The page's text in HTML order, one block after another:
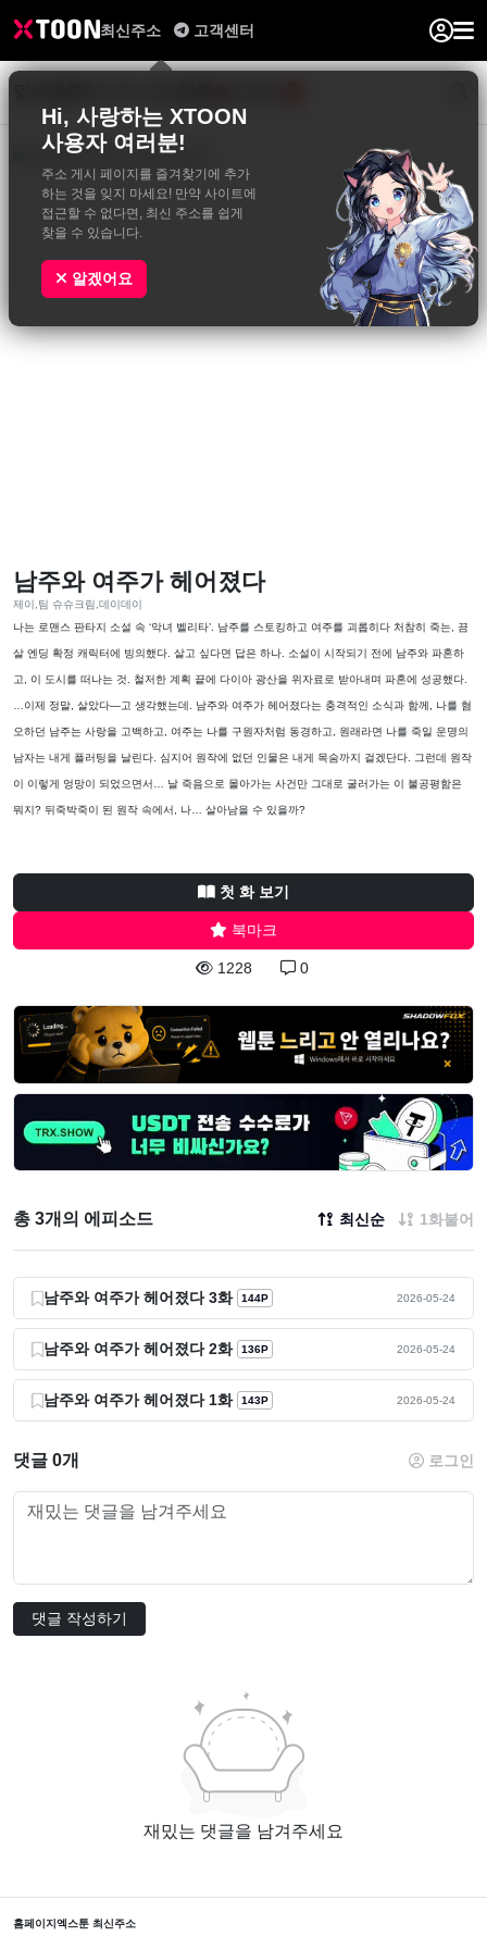
최신주소
Hi, 사랑하는 XTOON
사용자 여러분!
주소 게시 페이지를 즐겨찾기에 추가
하는 것을 잊지 마세요! 만약 사이트에
접근할 수 없다면, 최신 주소를 쉽게
찾을 수 있습니다.
알겠어요
고객센터
남주와 여주가 헤어졌다
제이,팀 슈슈크림,데이데이
나는 로맨스 판타지 소설 속 ‘악녀 벨리타’. 남주를 스토킹하고 여주를 괴롭히다 처참히 죽는, 끔
살 엔딩 확정 캐릭터에 빙의했다. 살고 싶다면 답은 하나. 소설이 시작되기 전에 남주와 파혼하
고, 이 도시를 떠나는 것. 철저한 계획 끝에 다이아 광산을 위자료로 받아내며 파혼에 성공했다.
…이제 정말, 살았다—고 생각했는데. 남주와 여주가 헤어졌다는 충격적인 소식과 함께, 나를 혐
오하던 남주는 사랑을 고백하고, 여주는 나를 구원자처럼 동경하고, 원래라면 나를 죽일 운명의
남자는 내게 플러팅을 날린다. 심지어 원작에 없던 인물은 내게 목숨까지 걸겠단다. 그런데 원작
이 이렇게 엉망이 되었으면서… 날 죽음으로 몰아가는 사건만 그대로 굴러가는 이 불공평함은
뭐지? 뒤죽박죽이 된 원작 속에서, 나… 살아남을 수 있을까?
첫 화 보기
북마크
1228 0
총 3개의 에피소드 최신순 1화붙어
남주와 여주가 헤어졌다 3화 144P 2026-05-24
남주와 여주가 헤어졌다 2화 136P 2026-05-24
남주와 여주가 헤어졌다 1화 143P 2026-05-24
댓글 0개 로그인
댓글 작성하기
재밌는 댓글을 남겨주세요
홈페이지 엑스툰 최신주소